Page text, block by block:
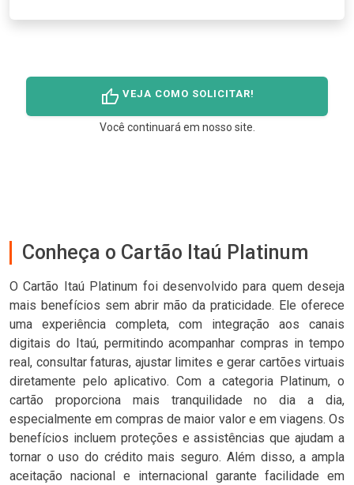
thumb_up VEJA COMO SOLICITAR!
Você continuará em nosso site.
Conheça o Cartão Itaú Platinum
O Cartão Itaú Platinum foi desenvolvido para quem deseja
mais benefícios sem abrir mão da praticidade. Ele oferece
uma experiência completa, com integração aos canais
digitais do Itaú, permitindo acompanhar compras in tempo
real, consultar faturas, ajustar limites e gerar cartões virtuais
diretamente pelo aplicativo. Com a categoria Platinum, o
cartão proporciona mais tranquilidade no dia a dia,
especialmente em compras de maior valor e em viagens. Os
benefícios incluem proteções e assistências que ajudam a
tornar o uso do crédito mais seguro. Além disso, a ampla
aceitação nacional e internacional garante facilidade em